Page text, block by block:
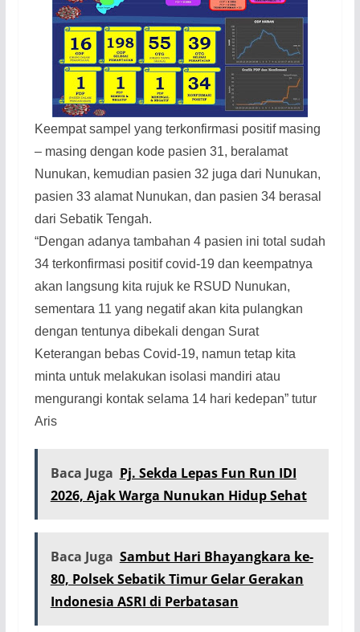
Keempat sampel yang terkonfirmasi positif masing
– masing dengan kode pasien 31, beralamat
Nunukan, kemudian pasien 32 juga dari Nunukan,
pasien 33 alamat Nunukan, dan pasien 34 berasal
dari Sebatik Tengah.
“Dengan adanya tambahan 4 pasien ini total sudah
34 terkonfirmasi positif covid-19 dan keempatnya
akan langsung kita rujuk ke RSUD Nunukan,
sementara 11 yang negatif akan kita pulangkan
dengan tentunya dibekali dengan Surat
Keterangan bebas Covid-19, namun tetap kita
minta untuk melakukan isolasi mandiri atau
mengurangi kontak selama 14 hari kedepan” tutur
Aris
Baca Juga Pj. Sekda Lepas Fun Run IDI
2026, Ajak Warga Nunukan Hidup Sehat
Baca Juga Sambut Hari Bhayangkara ke-
80, Polsek Sebatik Timur Gelar Gerakan
Indonesia ASRI di Perbatasan